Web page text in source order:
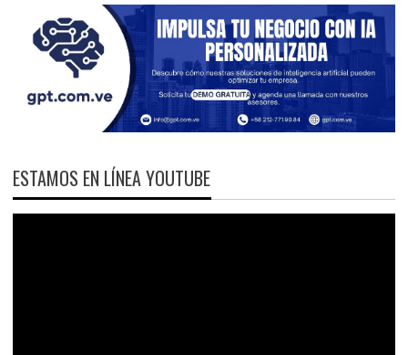
ESTAMOS EN LÍNEA YOUTUBE